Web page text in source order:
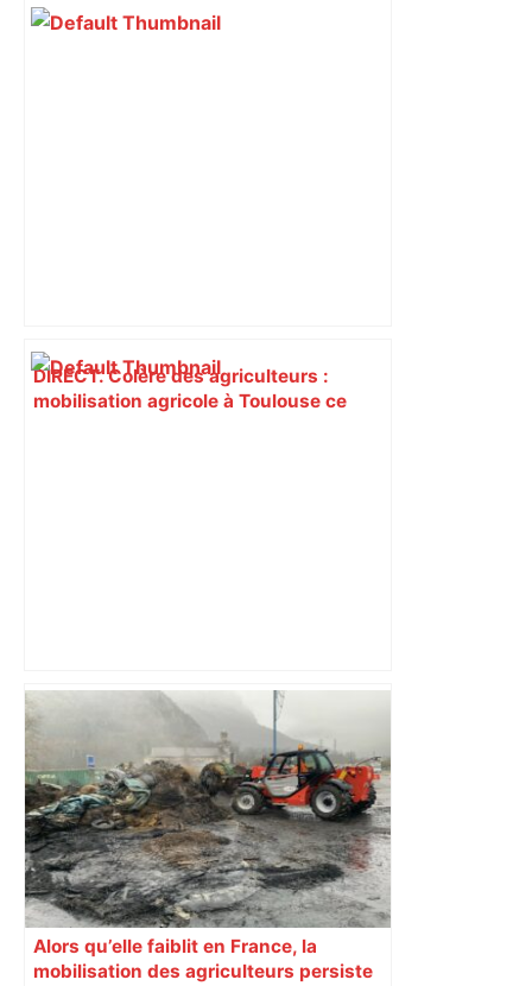
DIRECT. Colère des agriculteurs :
mobilisation agricole à Toulouse ce
Top 14 : Perpignan mate le leader
Toulouse et quitte la dernière place –
lanouvellerepublique.fr
Alors qu’elle faiblit en France, la
mobilisation des agriculteurs persiste